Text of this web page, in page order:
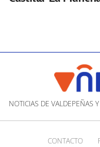
NOTICIAS DE VALDEPEÑAS
CONTACTO